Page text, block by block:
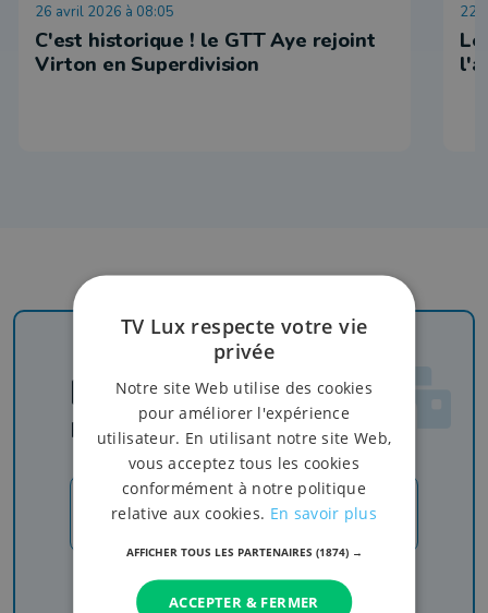
26 avril 2026 à 08:05
C'est historique ! le GTT Aye rejoint
Virton en Superdivision
22
Newsletter
Rejoignez-nous
JE M'INSCRIS
Recevez nos newsletters pour ne rien manquer
de l'info, du sport et de nos émissions
TV Lux respecte votre vie
privée
Notre site Web utilise des cookies
pour améliorer l'expérience
utilisateur. En utilisant notre site Web,
vous acceptez tous les cookies
conformément à notre politique
relative aux cookies. En savoir plus
AFFICHER TOUS LES PARTENAIRES (1874) →
ACCEPTER & FERMER